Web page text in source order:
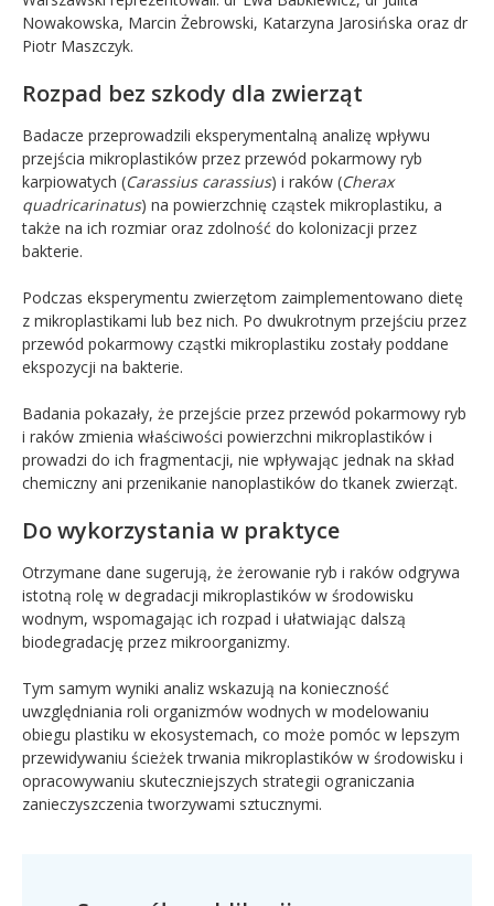
Nowakowska, Marcin Żebrowski, Katarzyna Jarosińska oraz dr
Piotr Maszczyk.
Rozpad bez szkody dla zwierząt
Badacze przeprowadzili eksperymentalną analizę wpływu
przejścia mikroplastików przez przewód pokarmowy ryb
karpiowatych (Carassius carassius) i raków (Cherax
quadricarinatus) na powierzchnię cząstek mikroplastiku, a
także na ich rozmiar oraz zdolność do kolonizacji przez
bakterie.
Podczas eksperymentu zwierzętom zaimplementowano dietę
z mikroplastikami lub bez nich. Po dwukrotnym przejściu przez
przewód pokarmowy cząstki mikroplastiku zostały poddane
ekspozycji na bakterie.
Badania pokazały, że przejście przez przewód pokarmowy ryb
i raków zmienia właściwości powierzchni mikroplastików i
prowadzi do ich fragmentacji, nie wpływając jednak na skład
chemiczny ani przenikanie nanoplastików do tkanek zwierząt.
Do wykorzystania w praktyce
Otrzymane dane sugerują, że żerowanie ryb i raków odgrywa
istotną rolę w degradacji mikroplastików w środowisku
wodnym, wspomagając ich rozpad i ułatwiając dalszą
biodegradację przez mikroorganizmy.
Tym samym wyniki analiz wskazują na konieczność
uwzględniania roli organizmów wodnych w modelowaniu
obiegu plastiku w ekosystemach, co może pomóc w lepszym
przewidywaniu ścieżek trwania mikroplastików w środowisku i
opracowywaniu skuteczniejszych strategii ograniczania
zanieczyszczenia tworzywami sztucznymi.